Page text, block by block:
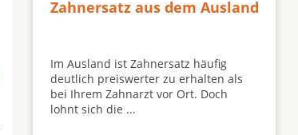
Zahnersatz aus dem Ausland
Im Ausland ist Zahnersatz häufig
deutlich preiswerter zu erhalten als
bei Ihrem Zahnarzt vor Ort. Doch
lohnt sich die ...